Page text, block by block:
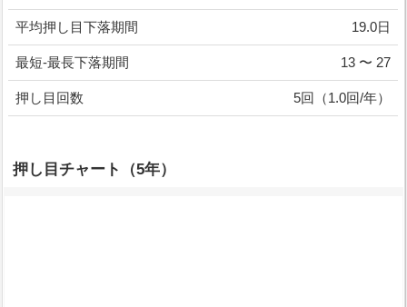
平均押し目下落期間 19.0日
最短-最長下落期間 13 〜 27
押し目回数 5回（1.0回/年）
押し目チャート（5年）